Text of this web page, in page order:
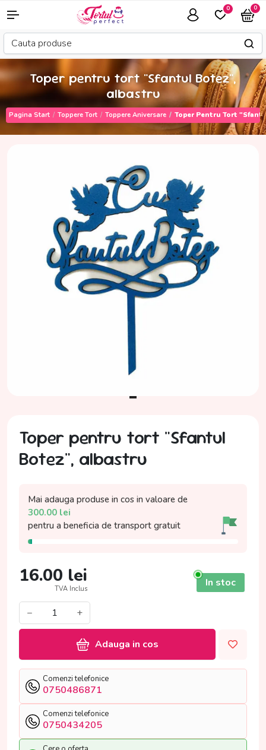
0 0
Toper pentru tort "Sfantul Botez",
albastru
Pagina Start Toppere Tort Toppere Aniversare Toper Pentru Tort
Toper pentru tort "Sfantul
Botez", albastru
Mai adauga produse in cos in valoare de
300.00 lei
pentru a beneficia de transport gratuit
16.00 lei
TVA Inclus In stoc
− +
Adauga in cos
Comenzi telefonice
0750486871
Comenzi telefonice
0750434205